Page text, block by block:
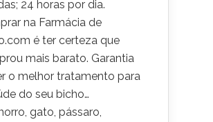
24 horas por dia.
na Farmácia de
é ter certeza que
mais barato. Garantia
o melhor tratamento para
do seu bicho…
gato, pássaro,